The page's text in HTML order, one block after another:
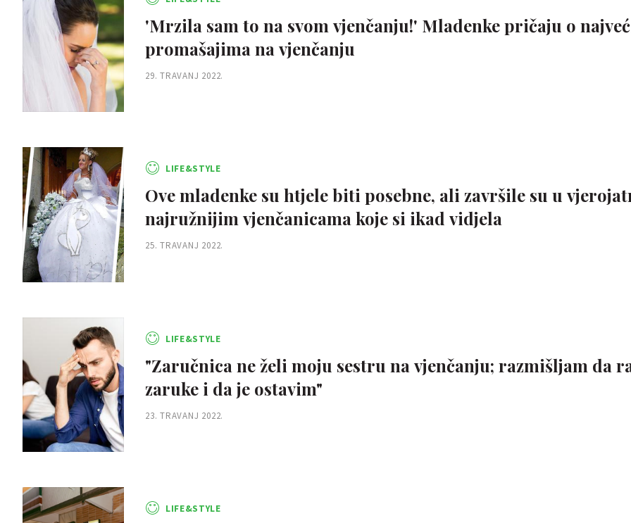
'Mrzila sam to na svom vjenčanju!' Mladenke pričaju o
promašajima na vjenčanju
29. TRAVANJ 2022.
LIFE&STYLE
Ove mladenke su htjele biti posebne, ali završile su u
najružnijim vjenčanicama koje si ikad vidjela
25. TRAVANJ 2022.
LIFE&STYLE
"Zaručnica ne želi moju sestru na vjenčanju; razmišljam da
zaruke i da je ostavim"
23. TRAVANJ 2022.
LIFE&STYLE